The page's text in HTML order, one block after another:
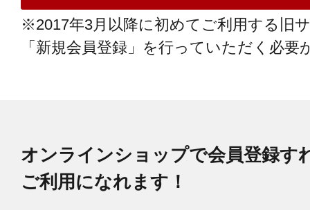
※2017年3月以降に初めてご利用する旧
「新規会員登録」を行っていただく必要
オンラインショップで会員登録す
ご利用になれます！